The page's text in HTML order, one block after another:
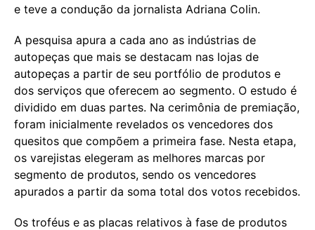
e teve a condução da jornalista Adriana Colin.
A pesquisa apura a cada ano as indústrias de
autopeças que mais se destacam nas lojas de
autopeças a partir de seu portfólio de produtos e
dos serviços que oferecem ao segmento. O estudo é
dividido em duas partes. Na cerimônia de premiação,
foram inicialmente revelados os vencedores dos
quesitos que compõem a primeira fase. Nesta etapa,
os varejistas elegeram as melhores marcas por
segmento de produtos, sendo os vencedores
apurados a partir da soma total dos votos recebidos.
Os troféus e as placas relativos à fase de produtos